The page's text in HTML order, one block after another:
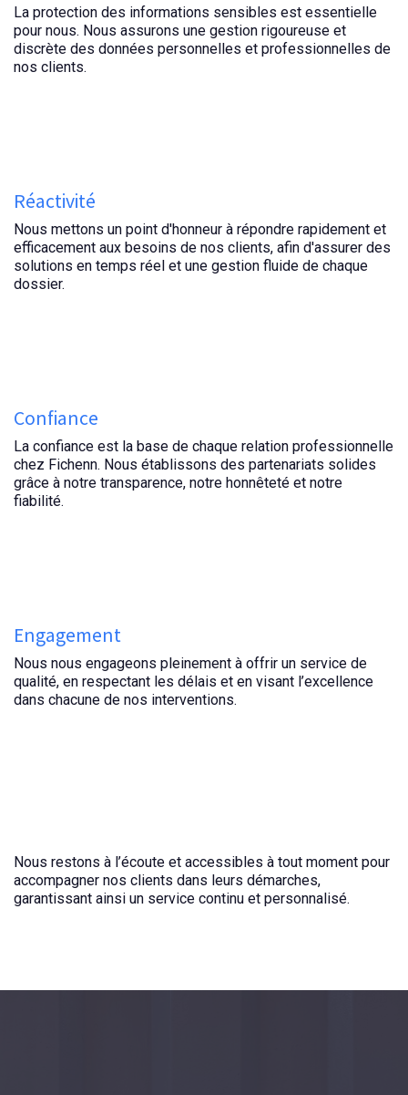
La protection des informations sensibles est essentielle
pour nous. Nous assurons une gestion rigoureuse et
discrète des données personnelles et professionnelles de
nos clients.
Réactivité
Nous mettons un point d'honneur à répondre rapidement et
efficacement aux besoins de nos clients, afin d'assurer des
solutions en temps réel et une gestion fluide de chaque
dossier.
Confiance
La confiance est la base de chaque relation professionnelle
chez Fichenn. Nous établissons des partenariats solides
grâce à notre transparence, notre honnêteté et notre
fiabilité.
Engagement
Nous nous engageons pleinement à offrir un service de
qualité, en respectant les délais et en visant l’excellence
dans chacune de nos interventions.
Nous restons à l’écoute et accessibles à tout moment pour
accompagner nos clients dans leurs démarches,
garantissant ainsi un service continu et personnalisé.